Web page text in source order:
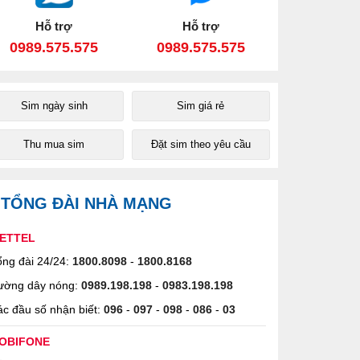
Hỗ trợ
0989.575.575
Hỗ trợ
0989.575.575
Sim ngày sinh Sim giá rẻ
Thu mua sim Đặt sim theo yêu cầu
TỔNG ĐÀI NHÀ MẠNG
đài 24/24: 1800.8098 - 1800.8168
dây nóng: 0989.198.198 - 0983.198.198
đầu số nhận biết: 096 - 097 - 098 - 086 - 03